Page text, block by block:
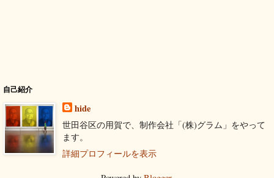
自己紹介
hide
世田谷区の用賀で、制作会社「(株)グラム」をやって
ます。
詳細プロフィールを表示